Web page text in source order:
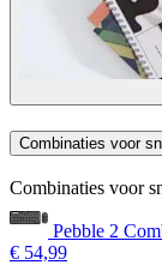
Combinaties voor
Combinaties voor
Pebble 2
€ 54,99